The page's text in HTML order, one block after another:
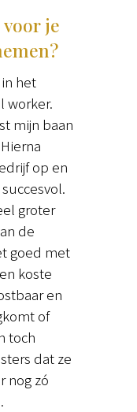
je
het
worker.
mijn baan
op en
groter
de
goed met
koste
en
of
toch
dat ze
nog zó